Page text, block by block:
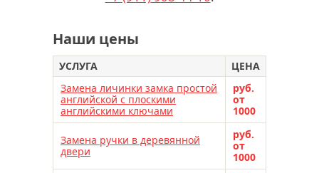
Наши цены
УСЛУГА
ЦЕНА
Замена личинки замка простой
английской с плоскими
английскими ключами
руб.
от
1000
Замена ручки в деревянной
двери
руб.
от
1000